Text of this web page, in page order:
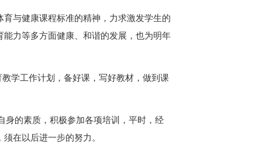
与健康课程标准的精神，力求激发学生的
力等多方面健康、和谐的发展，也为明年
学工作计划，备好课，写好教材，做到课
身的素质，积极参加各项培训，平时，经
在以后进一步的努力。